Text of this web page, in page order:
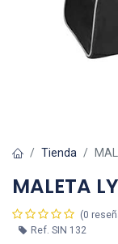
Tienda
MALETA
(0
Ref. SIN 132